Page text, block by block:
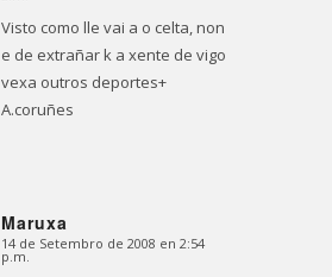
Visto como lle vai a o celta, non
e de extrañar k a xente de vigo
vexa outros deportes+
A.coruñes
Maruxa
Dice:
14 de Setembro de 2008 en 2:54
p.m.